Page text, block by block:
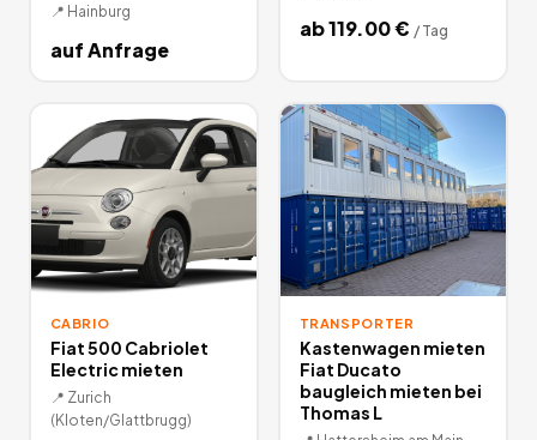
📍 Hainburg
auf Anfrage
ab119.00€ / Tag
CABRIO
Fiat 500 Cabriolet
Electric mieten
📍 Zurich
(Kloten/Glattbrugg)
TRANSPORTER
Kastenwagen mieten
Fiat Ducato
baugleich mieten bei
Thomas L